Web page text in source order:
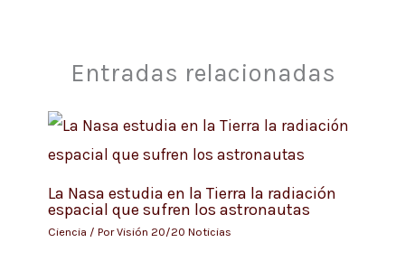
Entradas relacionadas
La Nasa estudia en la Tierra la radiación
espacial que sufren los astronautas
Ciencia / PorVisión 20/20 Noticias